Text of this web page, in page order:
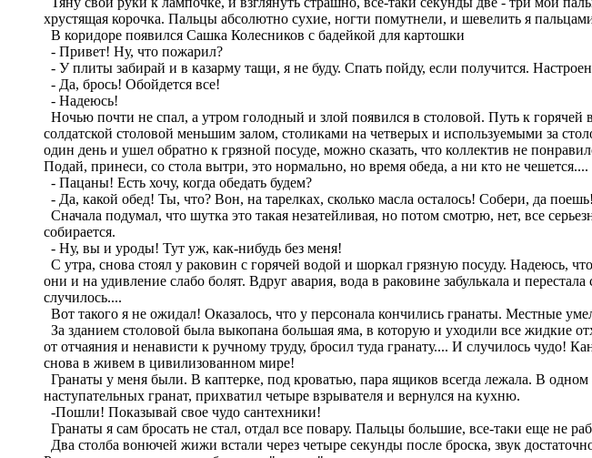
хрустящая корочка. Пальцы абсолютно сухие, ногти помутнели, и шевелить я
В коридоре появился Сашка Колесников с бадейкой для картошки
- Привет! Ну, что пожарил?
- У плиты забирай и в казарму тащи, я не буду. Спать пойду, если получится.
- Да, брось! Обойдется все!
- Надеюсь!
Ночью почти не спал, а утром голодный и злой появился в столовой. Путь к
солдатской столовой меньшим залом, столиками на четверых и используемыми за
один день и ушел обратно к грязной посуде, можно сказать, что коллектив не
Подай, принеси, со стола вытри, это нормально, но время обеда, а ни кто не чешется....
- Пацаны! Есть хочу, когда обедать будем?
- Да, какой обед! Ты, что? Вон, на тарелках, сколько масла осталось! Собери, да
Сначала подумал, что шутка это такая незатейливая, но потом смотрю, нет, все
собирается.
- Ну, вы и уроды! Тут уж, как-нибудь без меня!
С утра, снова стоял у раковин с горячей водой и шоркал грязную посуду. Надеюсь,
они и на удивление слабо болят. Вдруг авария, вода в раковине забулькала и
случилось....
Вот такого я не ожидал! Оказалось, что у персонала кончились гранаты. Местные
За зданием столовой была выкопана большая яма, в которую и уходили все жидкие
от отчаяния и ненависти к ручному труду, бросил туда гранату.... И случилось чудо!
снова в живем в цивилизованном мире!
Гранаты у меня были. В каптерке, под кроватью, пара ящиков всегда лежала. В
наступательных гранат, прихватил четыре взрывателя и вернулся на кухню.
-Пошли! Показывай свое чудо сантехники!
Гранаты я сам бросать не стал, отдал все повару. Пальцы большие, все-таки еще не
Два столба вонючей жижи встали через четыре секунды после броска, звук